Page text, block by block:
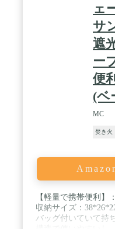
ェ
サ
遮
ー
便
(ベ
MC
焚き火
【軽量で携帯便利】
収納サイズ：
バッグ付いていて持